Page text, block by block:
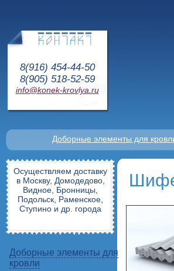
8(916) 454-44-50
8(905) 518-52-59
info@konek-krovlya.ru
Доборные элементы для
Осуществляем доставку
в Москву, Домодедово,
Видное, Бронницы,
Подольск, Раменское,
Ступино и др. города
Доборные элементы для
кровли